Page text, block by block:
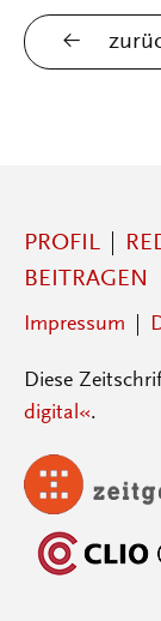
PROFIL
BEITRAGEN
Impressum
Diese
digital«.